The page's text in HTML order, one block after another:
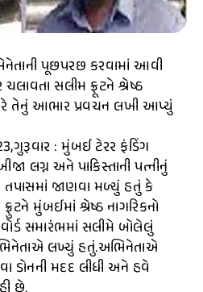
પૂછપરછ કરવામાં આવી
સલીમ ફ્રૂટને શ્રેષ્ઠ
તેનું આભાર પ્રવચન લખી આપ્યું
: મુંબઈ ટેરર ફંડિંગ
લગ્ન અને પાકિસ્તાની પત્નીનું
જાણવા મળ્યું હતું કે
મુંબઈમાં શ્રેષ્ઠ નાગરિકનો
સમારંભમાં સલીમે બોલેલું
લખ્યું હતું.અભિનેતાએ
ડોનની મદદ લીધી અને હવે